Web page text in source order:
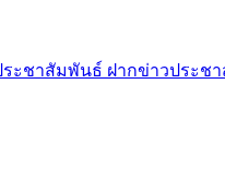
วประชาสัมพันธ์ ฝากข่าวประ